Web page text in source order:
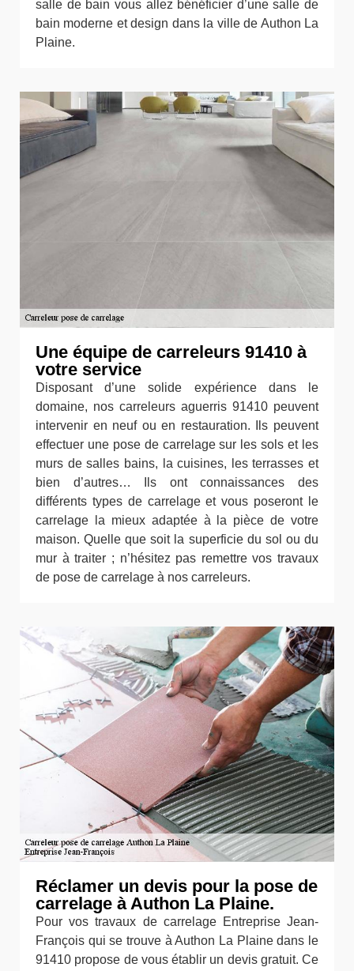
salle de bain vous allez bénéficier d’une salle de
bain moderne et design dans la ville de Authon La
Plaine.
Une équipe de carreleurs 91410 à
votre service
Disposant d’une solide expérience dans le
domaine, nos carreleurs aguerris 91410 peuvent
intervenir en neuf ou en restauration. Ils peuvent
effectuer une pose de carrelage sur les sols et les
murs de salles bains, la cuisines, les terrasses et
bien d’autres… Ils ont connaissances des
différents types de carrelage et vous poseront le
carrelage la mieux adaptée à la pièce de votre
maison. Quelle que soit la superficie du sol ou du
mur à traiter ; n’hésitez pas remettre vos travaux
de pose de carrelage à nos carreleurs.
Réclamer un devis pour la pose de
carrelage à Authon La Plaine.
Pour vos travaux de carrelage Entreprise Jean-
François qui se trouve à Authon La Plaine dans le
91410 propose de vous établir un devis gratuit. Ce